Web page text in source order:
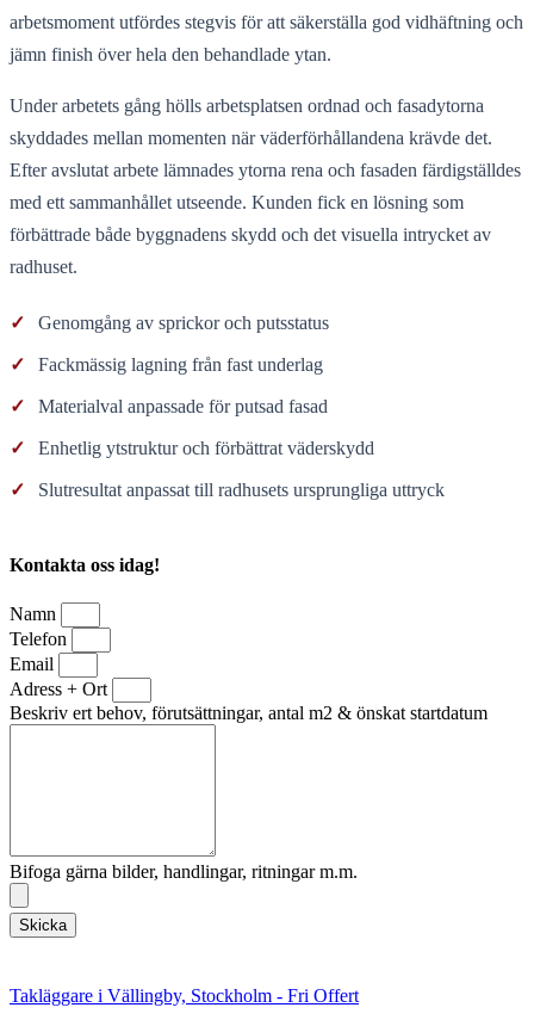
arbetsmoment utfördes stegvis för att säkerställa god vidhäftning och
jämn finish över hela den behandlade ytan.
Under arbetets gång hölls arbetsplatsen ordnad och fasadytorna
skyddades mellan momenten när väderförhållandena krävde det.
Efter avslutat arbete lämnades ytorna rena och fasaden färdigställdes
med ett sammanhållet utseende. Kunden fick en lösning som
förbättrade både byggnadens skydd och det visuella intrycket av
radhuset.
✓ Genomgång av sprickor och putsstatus
✓ Fackmässig lagning från fast underlag
✓ Materialval anpassade för putsad fasad
✓ Enhetlig ytstruktur och förbättrat väderskydd
✓ Slutresultat anpassat till radhusets ursprungliga uttryck
Kontakta oss idag!
Namn
Telefon
Email
Adress + Ort
Beskriv ert behov, förutsättningar, antal m2 & önskat startdatum
Bifoga gärna bilder, handlingar, ritningar m.m.
Skicka
Takläggare i Vällingby, Stockholm - Fri Offert